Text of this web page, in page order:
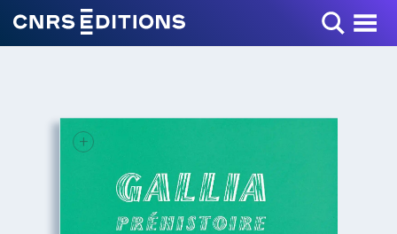
Toggle Menu
+